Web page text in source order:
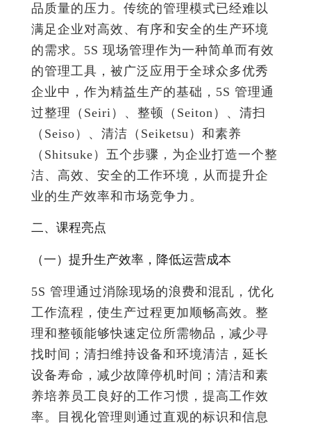
品质量的压力。传统的管理模式已经难以
满足企业对高效、有序和安全的生产环境
的需求。5S 现场管理作为一种简单而有效
的管理工具，被广泛应用于全球众多优秀
企业中，作为精益生产的基础，5S 管理通
过整理（Seiri）、整顿（Seiton）、清扫
（Seiso）、清洁（Seiketsu）和素养
（Shitsuke）五个步骤，为企业打造一个整
洁、高效、安全的工作环境，从而提升企
业的生产效率和市场竞争力。
二、课程亮点
（一）提升生产效率，降低运营成本
5S 管理通过消除现场的浪费和混乱，优化
工作流程，使生产过程更加顺畅高效。整
理和整顿能够快速定位所需物品，减少寻
找时间；清扫维持设备和环境清洁，延长
设备寿命，减少故障停机时间；清洁和素
养培养员工良好的工作习惯，提高工作效
率。目视化管理则通过直观的标识和信息